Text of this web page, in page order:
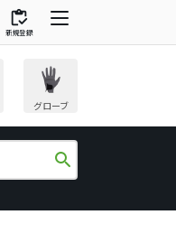
inventory
新規登録
グローブ
search